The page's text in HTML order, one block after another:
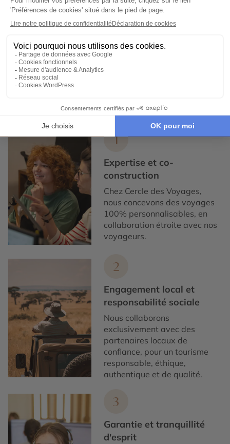
Circuit privé en Inde
Circuit
1
Expertise et co-
construction
Chez Cercle des Voyages,
nous concevons des voyages
100% personnalisables, en
collaboration étroite avec nos
voyageurs.
2
Engagement local et
responsabilité sociale
Nous collaborons
exclusivement avec des
partenaires locaux de
confiance, pour un tourisme
responsable, éthique,
authentique et de qualité.
3
Garantie et tranquillité
d'esprit